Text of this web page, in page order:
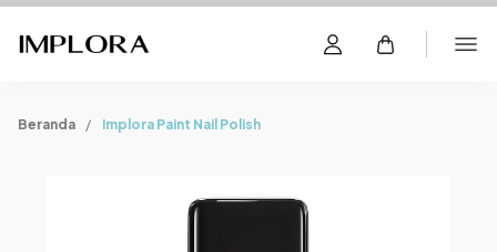
Beranda Implora Paint Nail Polish